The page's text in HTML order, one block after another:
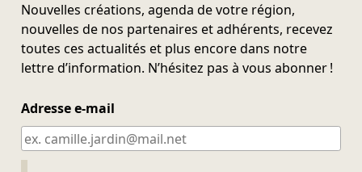
Nouvelles créations, agenda de votre région,
nouvelles de nos partenaires et adhérents, recevez
toutes ces actualités et plus encore dans notre
lettre d’information. N’hésitez pas à vous abonner !
Adresse e-mail